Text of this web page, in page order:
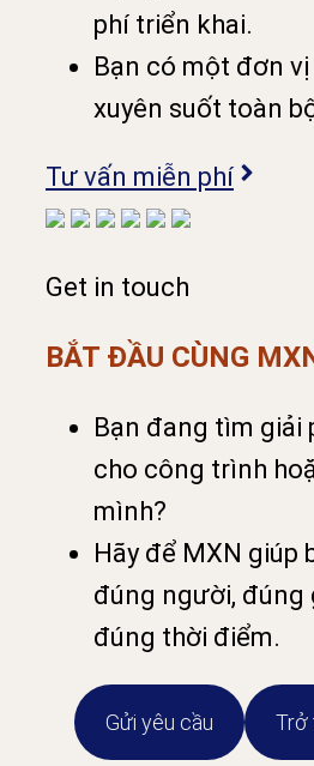
phí triển khai.
Bạn có một đơn
xuyên suốt toàn
Tư vấn miễn phí
Get in touch
BẮT ĐẦU CÙNG
Bạn đang tìm giải
cho công trình
mình?
Hãy để MXN giúp
đúng người, đúng
đúng thời điểm.
Gửi yêu cầu Trở